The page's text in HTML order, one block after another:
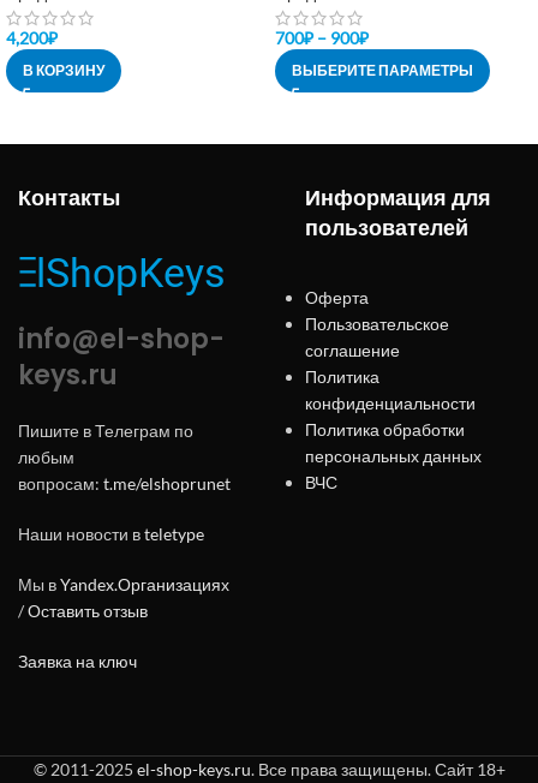
4,200₽
В КОРЗИНУ
700₽ – 900₽
ВЫБЕРИТЕ ПАРАМЕТРЫ
Контакты
info@el-shop-
keys.ru
Пишите в Телеграм по
любым
вопросам: t.me/elshoprunet
Наши новости вteletype
Мы вYandex.Организациях
/Оставить отзыв
Заявка на ключ
Информация для
пользователей
Оферта
Пользовательское
соглашение
Политика
конфиденциальности
Политика обработки
персональных данных
ВЧС
© 2011-2025 el-shop-keys.ru. Все права защищены. Сайт 18+